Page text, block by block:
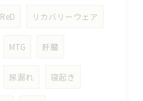
ReD リカバリーウェア
MTG 肝臓
尿漏れ 寝起き